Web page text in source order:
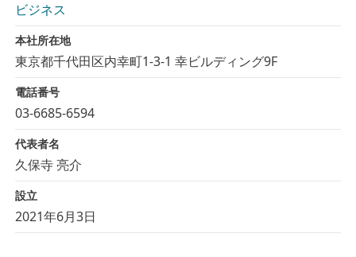
ビジネス
本社所在地
東京都千代田区内幸町1-3-1 幸ビルディング9F
電話番号
03-6685-6594
代表者名
久保寺 亮介
設立
2021年6月3日